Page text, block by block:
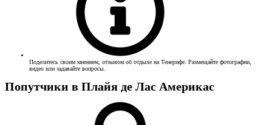
Поделитесь своим мнением, отзывом об отдыхе на Тенерифе. Размещайте фотографии,
видео или задавайте вопросы.
Попутчики в Плайя де Лас Америкас